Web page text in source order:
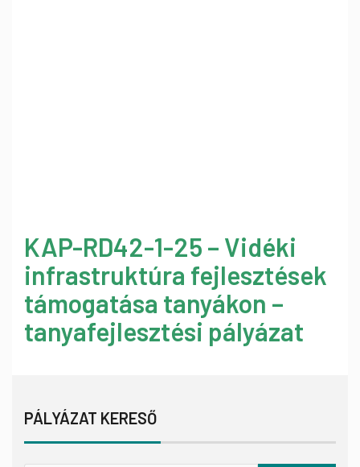
KAP-RD42-1-25 – Vidéki
infrastruktúra fejlesztések
támogatása tanyákon –
tanyafejlesztési pályázat
PÁLYÁZAT KERESŐ